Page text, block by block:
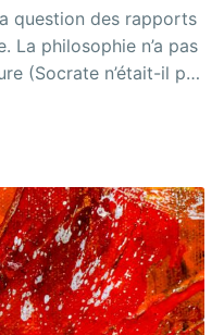
question des rapports
La philosophie n’a pas
(Socrate n’était-il pas
mot de Nietzsche ?)
philosophique est